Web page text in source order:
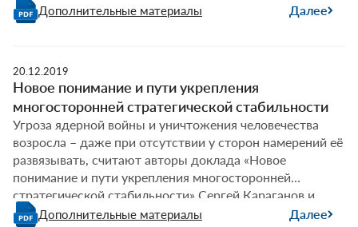
тенденций международных отношений. Скорее, они
действуют как мощный катализатор, обостряя
модели отношений.
мира,
земли,
свободы
выбора
для
всех
стран:
новые
Дополнительные материалы Далее
20.12.2019
Новое понимание и пути укрепления
многосторонней стратегической стабильности
Угроза ядерной войны и уничтожения человечества
возросла – даже при отсутствии у сторон намерений её
развязывать, считают авторы доклада «Новое
понимание и пути укрепления многосторонней
стратегической стабильности» Сергей Караганов и
Дмитрий Суслов.
Дополнительные материалы Далее